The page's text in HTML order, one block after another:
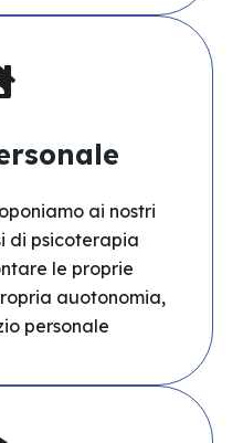
ai nostri
di psicoterapia
le proprie
auotonomia,
personale